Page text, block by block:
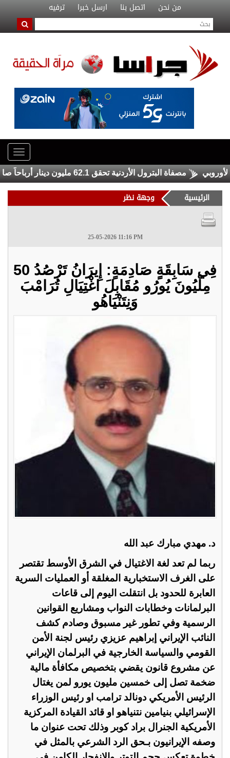
من نحن اتصل بنا ارسل خبرا ترفيه
مصفاة البترول الأردنية تحقق 62.1 مليون دينار أرباحاً صافية في النصف الأول من 2026
الرئيسية وجهة نظر
25-05-2026 11:16 PM
فِي سَابِقَةٍ صَادِمَةٍ: إِيرَانُ تَرْصُدُ 50
مِلْيُونَ يُورُو مُقَابِلَ اغْتِيَالِ تُرَامْبَ
وَنِتَنْيَاهُو
د. مهدي مبارك عبد الله
ربما لم تعد لغة الاغتيال في الشرق الأوسط تقتصر
على الغرف الاستخبارية المغلقة أو العمليات السرية
العابرة للحدود بل انتقلت اليوم إلى قاعات
البرلمانات وخطابات النواب ومشاريع القوانين
الرسمية وفي تطور غير مسبوق وصادم كشف
النائب الإيراني إبراهيم عزيزي رئيس لجنة الأمن
القومي والسياسة الخارجية في البرلمان الإيراني
عن مشروع قانون يقضي بتخصيص مكافأة مالية
ضخمة تصل إلى خمسين مليون يورو لمن يغتال
الرئيس الأمريكي دونالد ترامب او رئيس الوزراء
الإسرائيلي بنيامين نتنياهو او قائد القيادة المركزية
الأمريكية الجنرال براد كوبر وذلك تحت عنوان ما
وصفه الإيرانيون بـحق الرد الشرعي بالمثل في